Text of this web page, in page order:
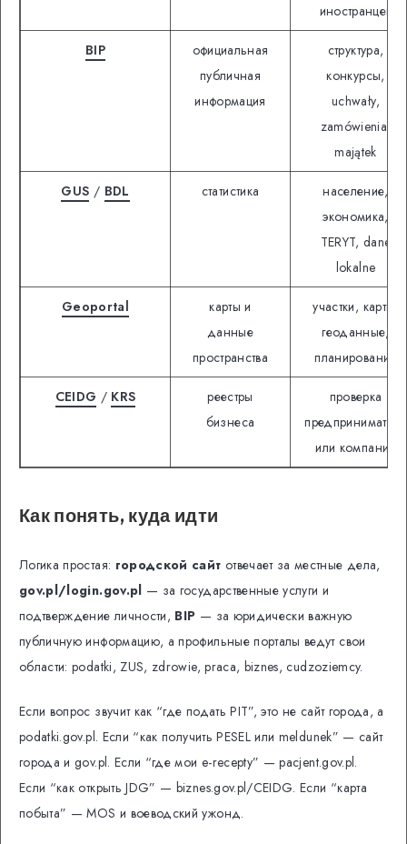
иностранцев
BIP
официальная
публичная
информация
структура,
конкурсы,
uchwały,
zamówienia,
majątek
GUS / BDL статистика
население,
экономика,
TERYT, dane
lokalne
Geoportal
карты и
данные
пространства
участки, карты,
геоданные,
планирование
CEIDG / KRS
реестры
бизнеса
проверка
предпринимателя
или компании
Как понять, куда идти
Логика простая: городской сайт отвечает за местные дела,
gov.pl/login.gov.pl — за государственные услуги и
подтверждение личности, BIP — за юридически важную
публичную информацию, а профильные порталы ведут свои
области: podatki, ZUS, zdrowie, praca, biznes, cudzoziemcy.
Если вопрос звучит как “где подать PIT”, это не сайт города, а
podatki.gov.pl. Если “как получить PESEL или meldunek” — сайт
города и gov.pl. Если “где мои e-recepty” — pacjent.gov.pl.
Если “как открыть JDG” — biznes.gov.pl/CEIDG. Если “карта
побыта” — MOS и воеводский ужонд.